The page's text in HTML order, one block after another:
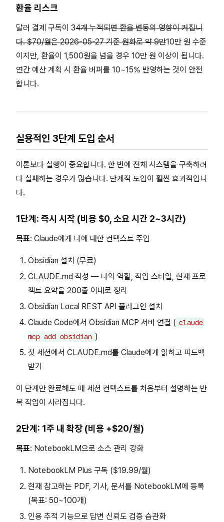
환율 리스크
달러 결제 구독이 34개 누적되면 환율 변동의 영향이 커집니
다. $70/월은 2026-05-27 기준 원화로 약 9만10만 원 수준
이지만, 환율이 1,500원을 넘을 경우 10만 원 이상이 됩니다.
연간 예산 계획 시 환율 버퍼를 10~15% 반영하는 것이 안전
합니다.
실용적인 3단계 도입 순서
이론보다 실행이 중요합니다. 한 번에 전체 시스템을 구축하려
다 실패하는 경우가 많습니다. 단계적 도입이 훨씬 효과적입니
다.
1단계: 즉시 시작 (비용 $0, 소요 시간 2~3시간)
목표: Claude에게 나에 대한 컨텍스트 주입
Obsidian 설치 (무료)
CLAUDE.md 작성 — 나의 역할, 작업 스타일, 현재 프로
젝트 요약을 200줄 이내로 정리
Obsidian Local REST API 플러그인 설치
Claude Code에서 Obsidian MCP 서버 연결 ( claude
mcp add obsidian )
첫 세션에서 CLAUDE.md를 Claude에게 읽히고 피드백
받기
이 단계만 완료해도 매 세션 컨텍스트를 처음부터 설명하는 반
복 작업이 사라집니다.
2단계: 1주 내 확장 (비용 +$20/월)
목표: NotebookLM으로 소스 관리 강화
NotebookLM Plus 구독 ($19.99/월)
현재 참고하는 PDF, 기사, 문서를 NotebookLM에 등록
(목표: 50~100개)
인용 추적 기능으로 답변 신뢰도 검증 습관화